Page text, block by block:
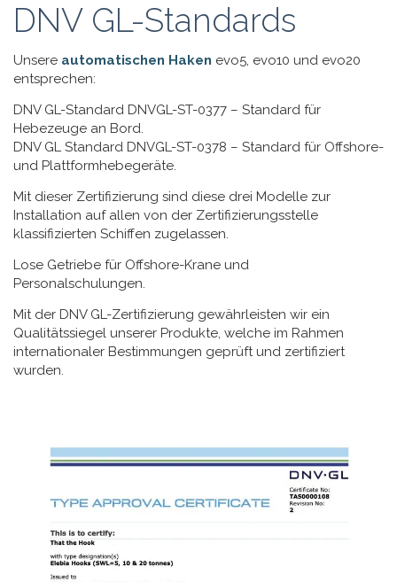
DNV GL-Standards
Unsere automatischen Haken evo5, evo10 und evo20
entsprechen:
DNV GL-Standard DNVGL-ST-0377 – Standard für
Hebezeuge an Bord.
DNV GL Standard DNVGL-ST-0378 – Standard für Offshore-
und Plattformhebegeräte.
Mit dieser Zertifizierung sind diese drei Modelle zur
Installation auf allen von der Zertifizierungsstelle
klassifizierten Schiffen zugelassen.
Lose Getriebe für Offshore-Krane und
Personalschulungen.
Mit der DNV GL-Zertifizierung gewährleisten wir ein
Qualitätssiegel unserer Produkte, welche im Rahmen
internationaler Bestimmungen geprüft und zertifiziert
wurden.